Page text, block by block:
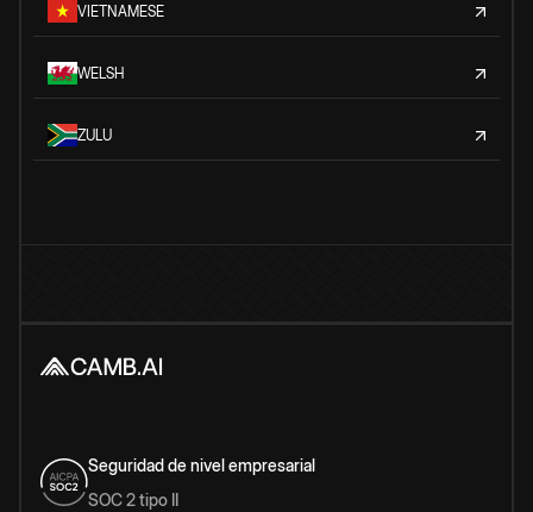
VIETNAMESE
WELSH
ZULU
Seguridad de nivel empresarial
SOC 2 tipo II